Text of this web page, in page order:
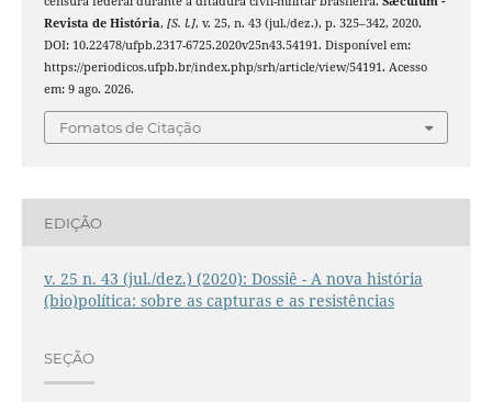
Revista de História, [S. l.], v. 25, n. 43 (jul./dez.), p. 325–342, 2020.
DOI: 10.22478/ufpb.2317-6725.2020v25n43.54191. Disponível em:
https://periodicos.ufpb.br/index.php/srh/article/view/54191. Acesso
em: 9 ago. 2026.
Fomatos de Citação
EDIÇÃO
v. 25 n. 43 (jul./dez.) (2020): Dossiê - A nova história
(bio)política: sobre as capturas e as resistências
SEÇÃO